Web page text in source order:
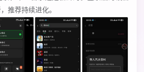
推荐持续进化。